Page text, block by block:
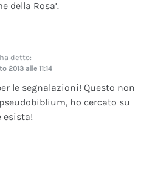
della Rosa’.
ha detto:
2013 alle 11:14
le segnalazioni! Questo non
ho cercato su
esista!